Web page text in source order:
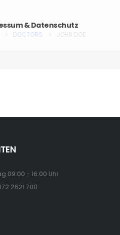
& Datenschutz
DOCTORS JOHN DOE
09:00 - 16:00 Uhr
2621 700